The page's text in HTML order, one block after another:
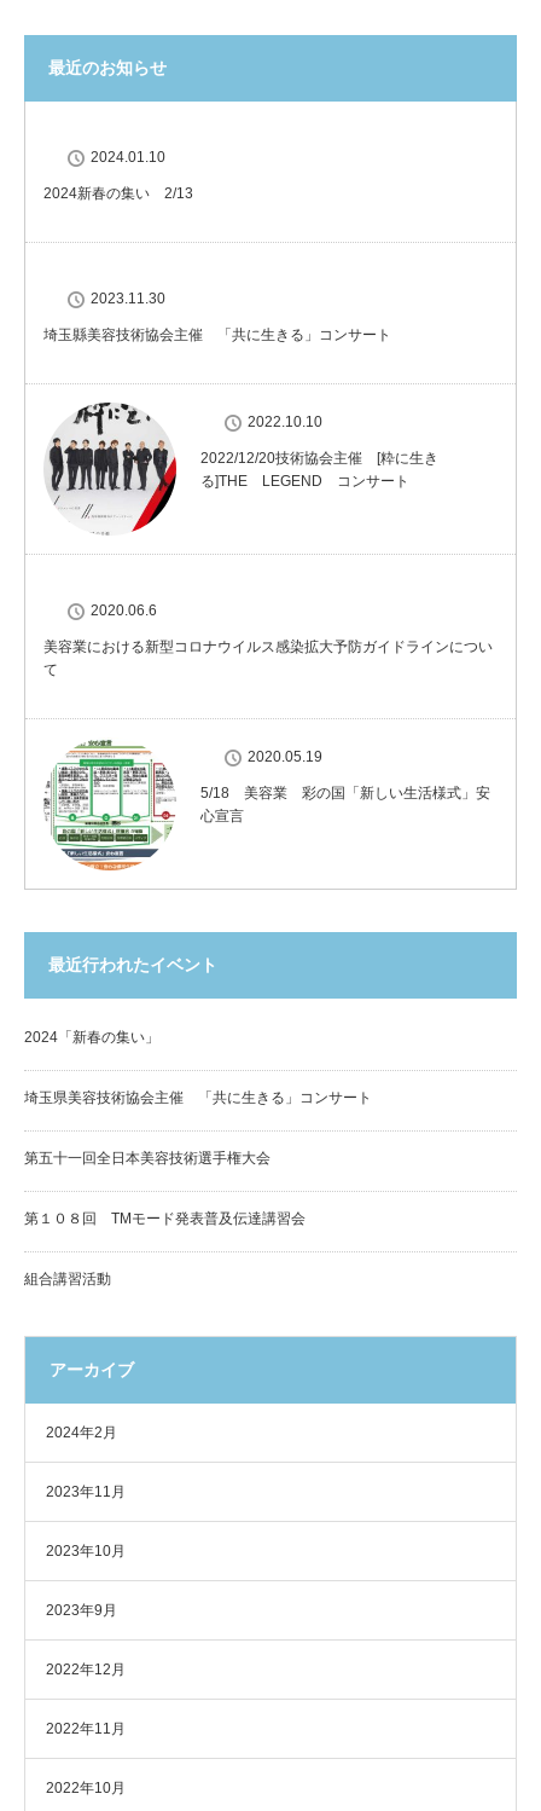
最近のお知らせ
2024.01.10
2024新春の集い 2/13
2023.11.30
埼玉縣美容技術協会主催 「共に生きる」コンサート
2022.10.10
2022/12/20技術協会主催 [粋に生き
る]THE LEGEND コンサート
2020.06.6
美容業における新型コロナウイルス感染拡大予防ガイドラインについ
て
2020.05.19
5/18 美容業 彩の国「新しい生活様式」安
心宣言
最近行われたイベント
2024「新春の集い」
埼玉県美容技術協会主催 「共に生きる」コンサート
第五十一回全日本美容技術選手権大会
第１０８回 TMモード発表普及伝達講習会
組合講習活動
アーカイブ
2024年2月
2023年11月
2023年10月
2023年9月
2022年12月
2022年11月
2022年10月